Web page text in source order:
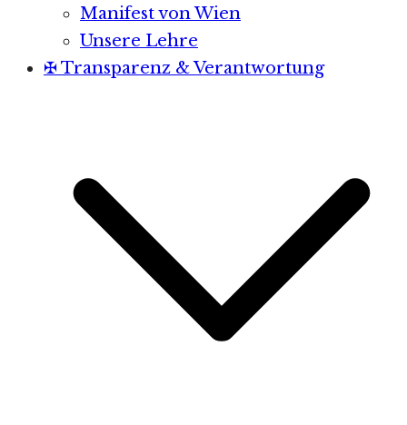
Manifest von Wien
Unsere Lehre
✠ Transparenz & Verantwortung